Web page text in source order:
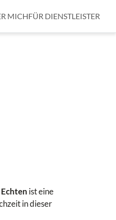
MICHFÜR DIENSTLEISTER
ist eine
in dieser